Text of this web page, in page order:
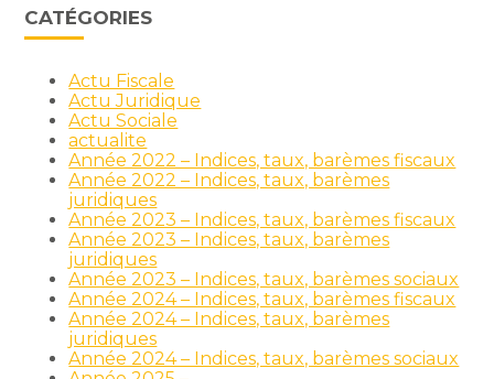
CATÉGORIES
Actu Fiscale
Actu Juridique
Actu Sociale
actualite
Année 2022 – Indices, taux, barèmes fiscaux
Année 2022 – Indices, taux, barèmes
juridiques
Année 2023 – Indices, taux, barèmes fiscaux
Année 2023 – Indices, taux, barèmes
juridiques
Année 2023 – Indices, taux, barèmes sociaux
Année 2024 – Indices, taux, barèmes fiscaux
Année 2024 – Indices, taux, barèmes
juridiques
Année 2024 – Indices, taux, barèmes sociaux